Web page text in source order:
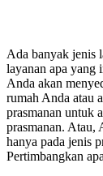
Ada banyak jenis
layanan apa yang
Anda akan
rumah Anda atau
prasmanan untuk
prasmanan. Atau,
hanya pada jenis
Pertimbangkan